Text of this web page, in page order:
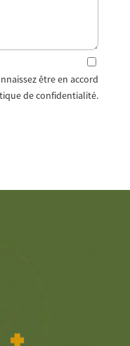
être en accord
de confidentialité.